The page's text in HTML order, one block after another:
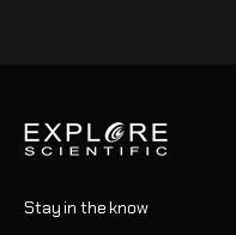
Stay in the know